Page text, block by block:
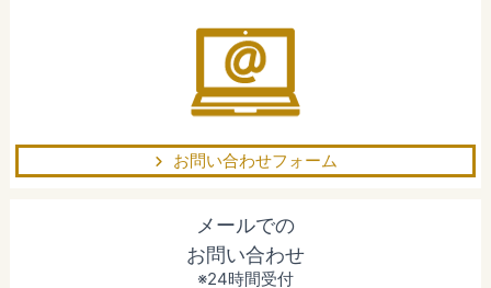
お問い合わせフォーム
メールでの
お問い合わせ
※24時間受付